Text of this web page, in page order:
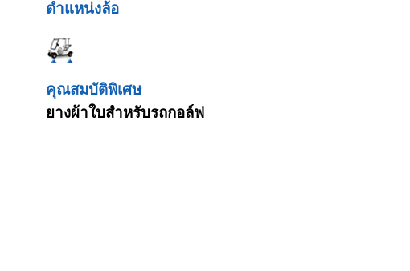
ตำแหน่งล้อ
คุณสมบัติพิเศษ
ยางผ้าใบสำหรับรถกอล์ฟ